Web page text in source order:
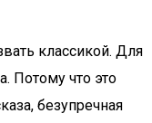
классикой. Для
Потому что это
безупречная